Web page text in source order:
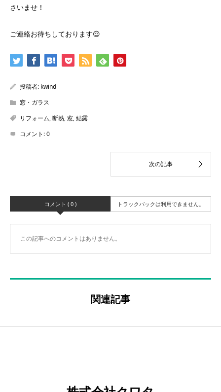
さいませ！
ご連絡お待ちしております😌
投稿者: kwind
窓・ガラス
リフォーム,断熱, 窓,結露
コメント:0
コメント ( 0 ) トラックバックは利用できません。
この記事へのコメントはありません。
関連記事